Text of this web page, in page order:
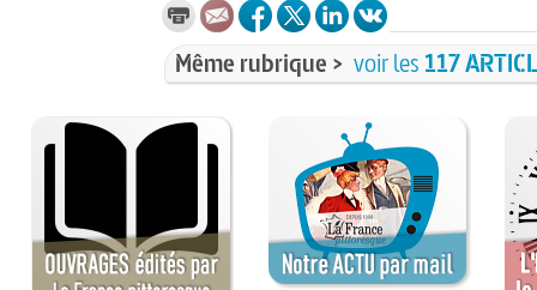
Même rubrique > voir les 117